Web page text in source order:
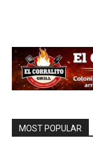
MOST POPULAR